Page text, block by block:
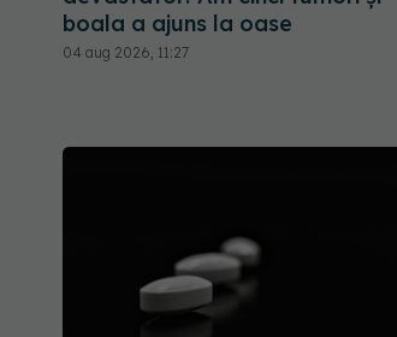
boala a ajuns la oase
04 aug 2026, 11:27